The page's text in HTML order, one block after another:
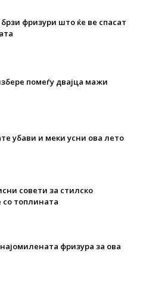
фризури што ќе ве спасат
помеѓу двајца мажи
убави и меки усни ова лето
совети за стилско
со топлината
фризура за ова